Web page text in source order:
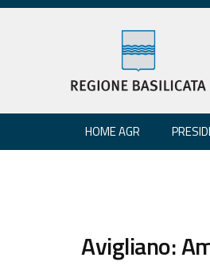
HOME AGR
Avigliano: